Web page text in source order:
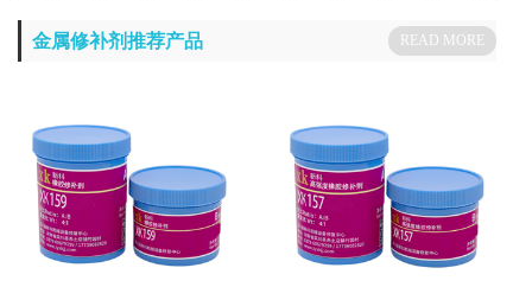
金属修补剂推荐产品 READ MORE